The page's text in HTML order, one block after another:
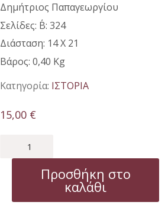
Δημήτριος Παπαγεωργίου
Σελίδες: Β΄: 324
Διάσταση: 14 Χ 21
Βάρος: 0,40 Kg
Κατηγορία: ΙΣΤΟΡΙΑ
15,00 €
ΜΥΣΤΙΚΗ
ΑΡΧΑΙΟΕΛΛΗΝΙΚΗ
ΤΕΧΝΟΛΟΓΙΑ
(ΤΟΜΟΣ2ος)
Προσθήκη στο
καλάθι